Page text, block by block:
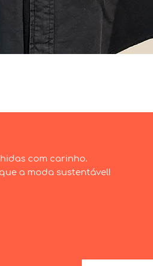
com carinho.
a moda sustentável!